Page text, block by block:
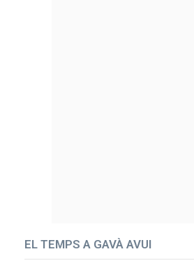
EL TEMPS A GAVÀ AVUI